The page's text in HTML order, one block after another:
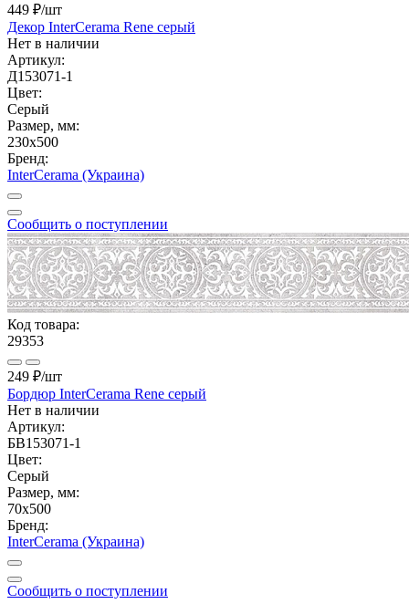
449 ₽/шт
Декор InterCerama Rene серый
Нет в наличии
Артикул:
Д153071-1
Цвет:
Серый
Размер, мм:
230x500
Бренд:
InterCerama (Украина)
Сообщить о поступлении
Код товара:
29353
249 ₽/шт
Бордюр InterCerama Rene серый
Нет в наличии
Артикул:
БВ153071-1
Цвет:
Серый
Размер, мм:
70x500
Бренд:
InterCerama (Украина)
Сообщить о поступлении